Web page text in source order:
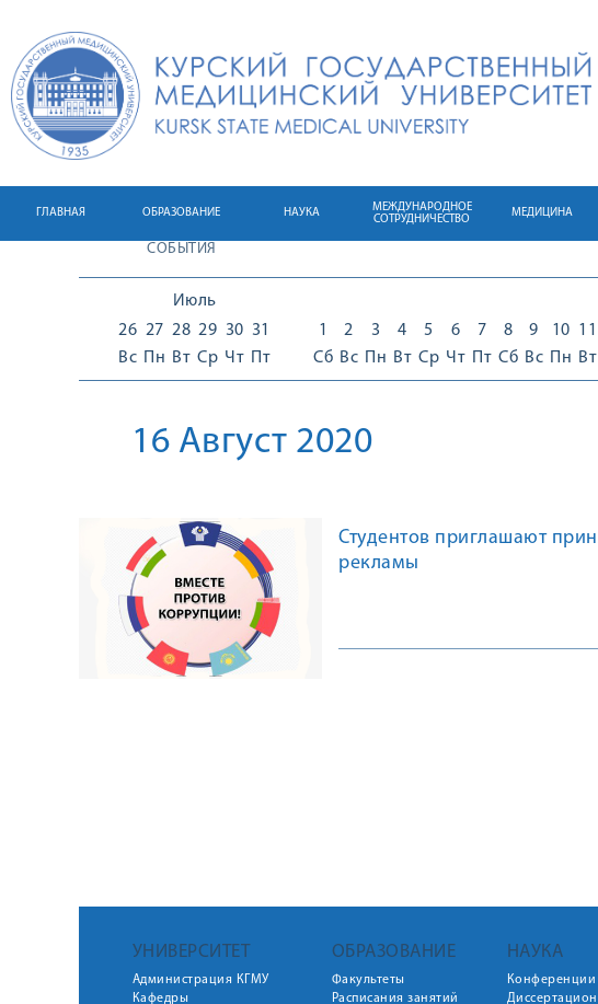
ГЛАВНАЯ ОБРАЗОВАНИЕ НАУКА
МЕЖДУНАРОДНОЕ
СОТРУДНИЧЕСТВО
МЕДИЦИНА
СОБЫТИЯ
Июль
26
Вс
27
Пн
28
Вт
29
Ср
30
Чт
31
Пт
1
Сб
2
Вс
3
Пн
4
Вт
5
Ср
6
Чт
7
Пт
8
Сб
9
Вс
10
Пн
11
Вт
16 Август 2020
Студентов приглашают
рекламы
УНИВЕРСИТЕТ
Администрация КГМУ
Кафедры
ОБРАЗОВАНИЕ
Факультеты
Расписания занятий
НАУКА
Конференции